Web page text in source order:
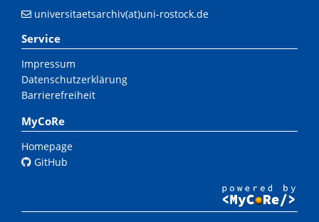
universitaetsarchiv(at)uni-rostock.de
Service
Impressum
Datenschutzerklärung
Barrierefreiheit
MyCoRe
Homepage
GitHub